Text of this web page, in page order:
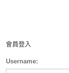
會員登入
Username: